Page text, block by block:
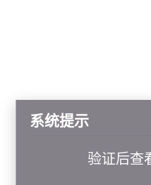
系统提示
验证后查